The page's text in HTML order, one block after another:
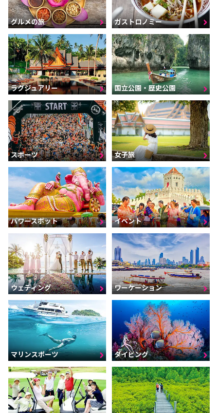
グルメの旅 ガストロノミー
ラグジュアリー 国立公園・歴史公園
スポーツ 女子旅
パワースポット イベント
ウェディング ワーケーション
マリンスポーツ ダイビング